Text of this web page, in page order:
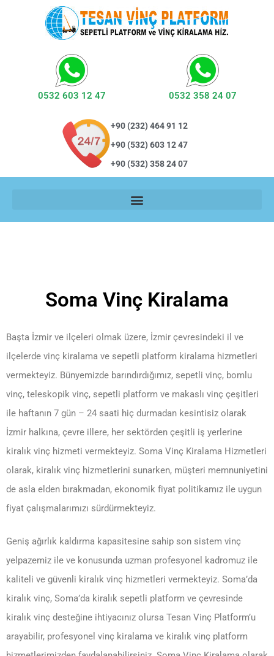
0532 603 12 47 0532 358 24 07
+90 (232) 464 91 12
+90 (532) 603 12 47
+90 (532) 358 24 07
Soma Vinç Kiralama
Başta İzmir ve ilçeleri olmak üzere, İzmir çevresindeki il ve
ilçelerde vinç kiralama ve sepetli platform kiralama hizmetleri
vermekteyiz. Bünyemizde barındırdığımız, sepetli vinç, bomlu
vinç, teleskopik vinç, sepetli platform ve makaslı vinç çeşitleri
ile haftanın 7 gün – 24 saati hiç durmadan kesintisiz olarak
İzmir halkına, çevre illere, her sektörden çeşitli iş yerlerine
kiralık vinç hizmeti vermekteyiz. Soma Vinç Kiralama Hizmetleri
olarak, kiralık vinç hizmetlerini sunarken, müşteri memnuniyetini
de asla elden bırakmadan, ekonomik fiyat politikamız ile uygun
fiyat çalışmalarımızı sürdürmekteyiz.
Geniş ağırlık kaldırma kapasitesine sahip son sistem vinç
yelpazemiz ile ve konusunda uzman profesyonel kadromuz ile
kaliteli ve güvenli kiralık vinç hizmetleri vermekteyiz. Soma’da
kiralık vinç, Soma’da kiralık sepetli platform ve çevresinde
kiralık vinç desteğine ihtiyacınız olursa Tesan Vinç Platform’u
arayabilir, profesyonel vinç kiralama ve kiralık vinç platform